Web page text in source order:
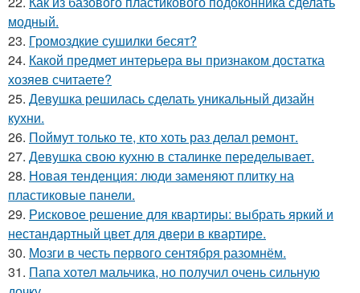
модный.
23. Громоздкие сушилки бесят?
24. Какой предмет интерьера вы признаком достатка
хозяев считаете?
25. Девушка решилась сделать уникальный дизайн
кухни.
26. Поймут только те, кто хоть раз делал ремонт.
27. Девушка свою кухню в сталинке переделывает.
28. Новая тенденция: люди заменяют плитку на
пластиковые панели.
29. Рисковое решение для квартиры: выбрать яркий и
нестандартный цвет для двери в квартире.
30. Мозги в честь первого сентября разомнём.
31. Папа хотел мальчика, но получил очень сильную